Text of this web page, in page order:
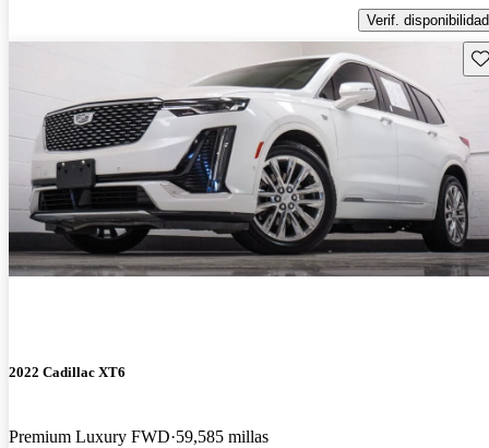
Verif. disponibilidad
2022 Cadillac XT6
Premium Luxury FWD 59,585 millas